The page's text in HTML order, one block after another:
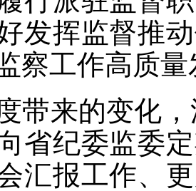
发挥监督推
察工作高质量
来的变化，
省纪委监委
汇报工作、